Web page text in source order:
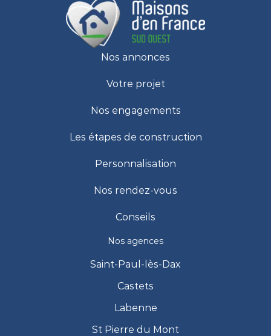
Nos annonces
Votre projet
Nos engagements
Les étapes de construction
Personnalisation
Nos rendez-vous
Conseils
Nos agences
Saint-Paul-lès-Dax
Castets
Labenne
St Pierre du Mont